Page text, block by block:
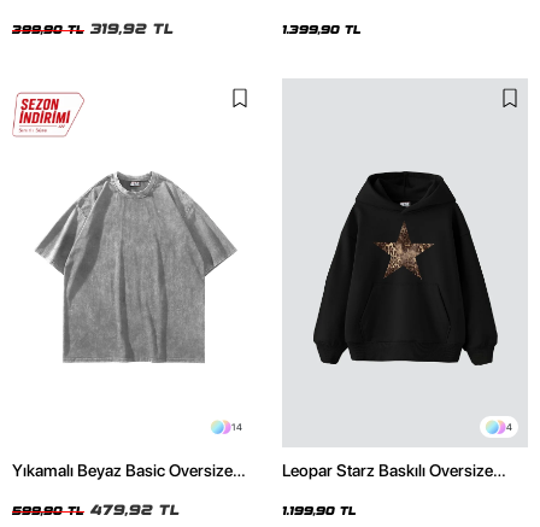
399,90 TL 319,92 TL 1.399,90 TL
14
Yıkamalı Beyaz Basic Oversize
599,90 TL 479,92 TL
4
Leopar Starz Baskılı Oversize
1.199,90 TL